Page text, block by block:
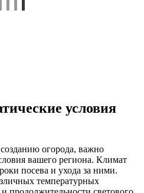
условия
огорода, важно
вашего региона. Климат
посева и ухода за ними.
температурных